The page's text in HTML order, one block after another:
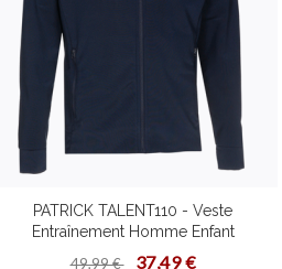
PATRICK TALENT110 - Veste
Entraînement Homme Enfant
Confortable Mode de Vie Fonctionnel
49,99 € 37,49 €